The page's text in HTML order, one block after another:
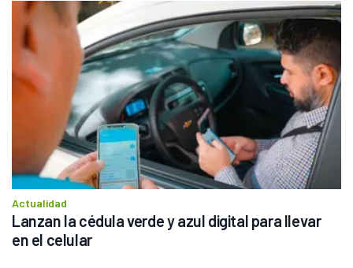
Actualidad
Lanzan la cédula verde y azul digital para llevar
en el celular